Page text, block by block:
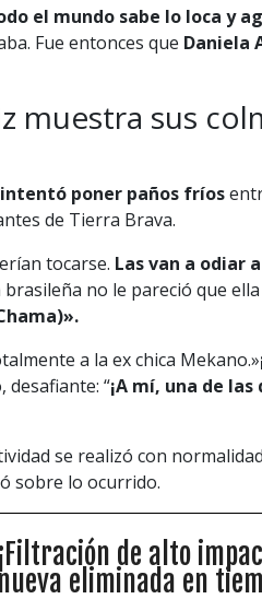
el mundo sabe lo loca y
Fue entonces que Daniela
muestra sus
poner paños fríos
de Tierra Brava.
tocarse. Las van a odiar
no le pareció que
a la ex chica Mekano.»
desafiante: “¡A mí, una de
se realizó con
sobre lo ocurrido.
¡Filtración de alto
nueva eliminada en